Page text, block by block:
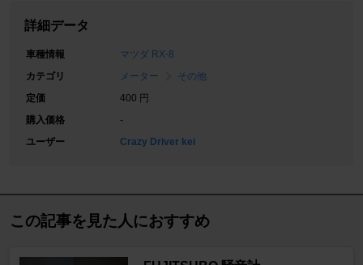
詳細データ
車種情報
マツダ RX-8
カテゴリ
メーター
その他
定価
400 円
購入価格
-
ユーザー
Crazy Driver kei
この記事を見た人におすすめ